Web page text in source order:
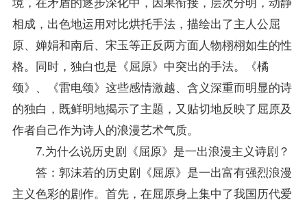
相成，出色地运用对比烘托手法，描绘出了主人公屈
原、婵娟和南后、宋玉等正反两方面人物栩栩如生的性
格。同时，独白也是《屈原》中突出的手法。《橘
颂》、《雷电颂》这些感情激越、含义深重而明显的诗
的独白，既鲜明地揭示了主题，又贴切地反映了屈原及
作者自己作为诗人的浪漫艺术气质。
7.为什么说历史剧《屈原》是一出浪漫主义诗剧？
答：郭沫若的历史剧《屈原》是一出富有强烈浪漫
主义色彩的剧作。首先，在屈原身上集中了我国历代爱